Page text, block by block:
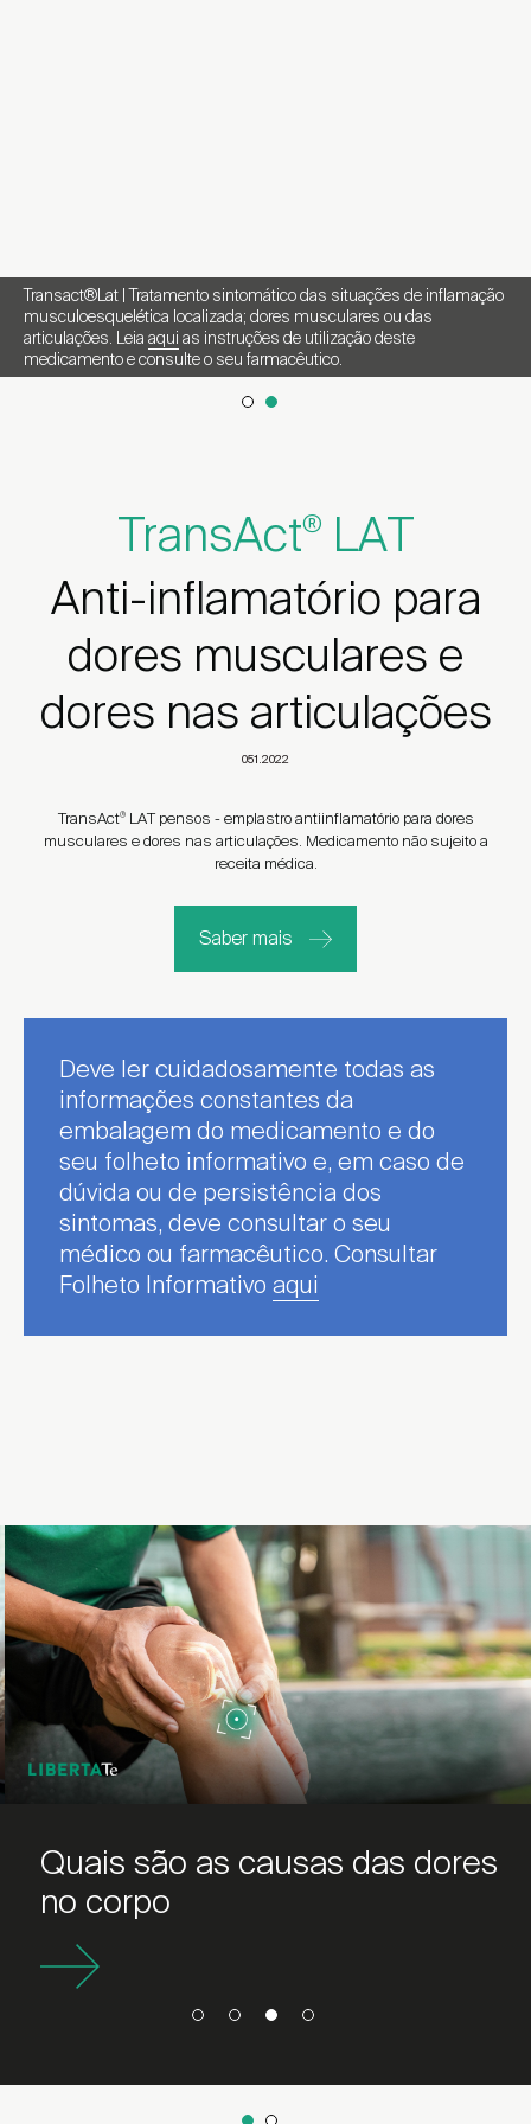
Transact®Lat | Tratamento sintomático das situações de inflamação
musculoesquelética localizada; dores musculares ou das
articulações. Leia aqui as instruções de utilização deste
medicamento e consulte o seu farmacêutico.
TransAct® LAT
Anti-inflamatório para
dores musculares e
dores nas articulações
051.2022
TransAct®LAT pensos - emplastro antiinflamatório para dores
musculares e dores nas articulações. Medicamento não sujeito a
receita médica.
Saber mais
Deve ler cuidadosamente todas as
informações constantes da
embalagem do medicamento e do
seu folheto informativo e, em caso de
dúvida ou de persistência dos
sintomas, deve consultar o seu
médico ou farmacêutico. Consultar
Folheto Informativo aqui
Quais são as causas das dores
no corpo